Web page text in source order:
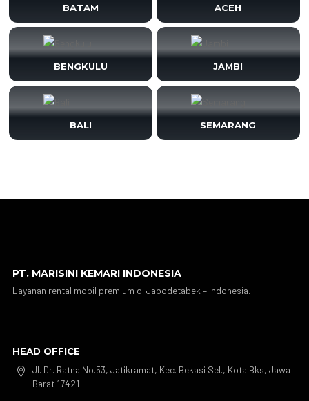
BATAM ACEH
BENGKULU JAMBI
BALI SEMARANG
PT. MARISINI KEMARI INDONESIA
Layanan rental mobil premium di Jabodetabek – Indonesia.
HEAD OFFICE

Jl. Dr. Ratna No.53, Jatikramat, Kec. Bekasi Sel., Kota Bks, Jawa
Barat 17421